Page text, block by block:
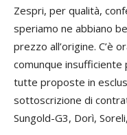
Zespri, per qualità,
speriamo ne abbiano
prezzo all’origine. C’è
comunque
tutte proposte in
sottoscrizione di
Sungold-G3, Dorì,